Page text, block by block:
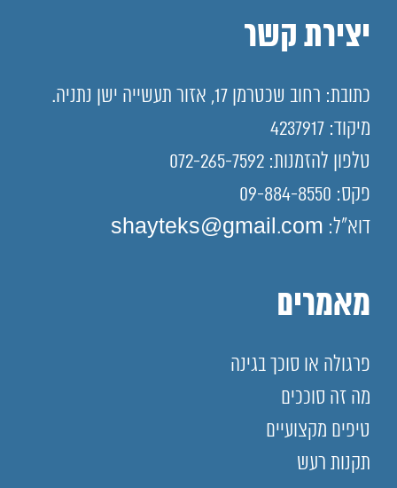
יצירת קשר
כתובת: רחוב שכטרמן 17, אזור תעשייה ישן נתניה.
מיקוד: 4237917
טלפון להזמנות: 072-265-7592
פקס: 09-884-8550
דוא"ל: shayteks@gmail.com
מאמרים
פרגולה או סוכך בגינה
מה זה סוככים
טיפים מקצועיים
תקנות רעש